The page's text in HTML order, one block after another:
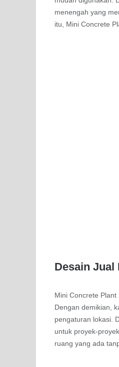
menengah yang
itu, Mini Concrete
Desain Jual
Mini Concrete
Dengan demikian,
pengaturan lokasi.
untuk proyek-
ruang yang ada